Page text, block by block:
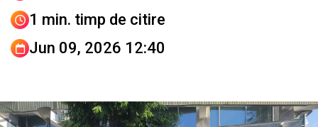
1 min. timp de citire
Jun 09, 2026 12:40